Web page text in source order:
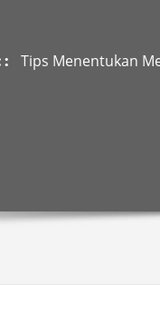
Tips Menentukan